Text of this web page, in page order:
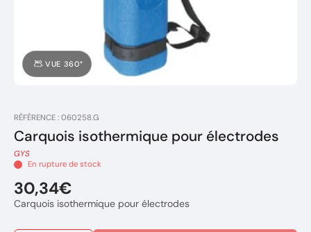
VUE 360°
RÉFÉRENCE : 060258.G
Carquois isothermique pour électrodes
GYS
En rupture de stock
30,34€
Carquois isothermique pour électrodes